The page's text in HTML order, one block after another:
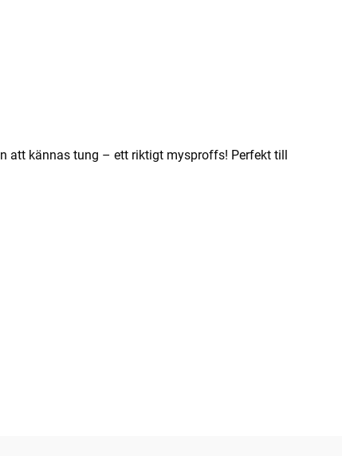
att kännas tung – ett riktigt mysproffs! Perfekt till